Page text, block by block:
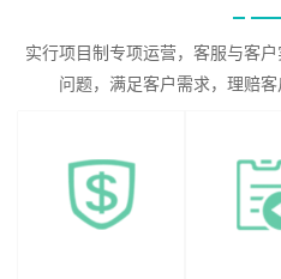
实行项目制专项运营，客服与客
问题，满足客户需求，理赔客